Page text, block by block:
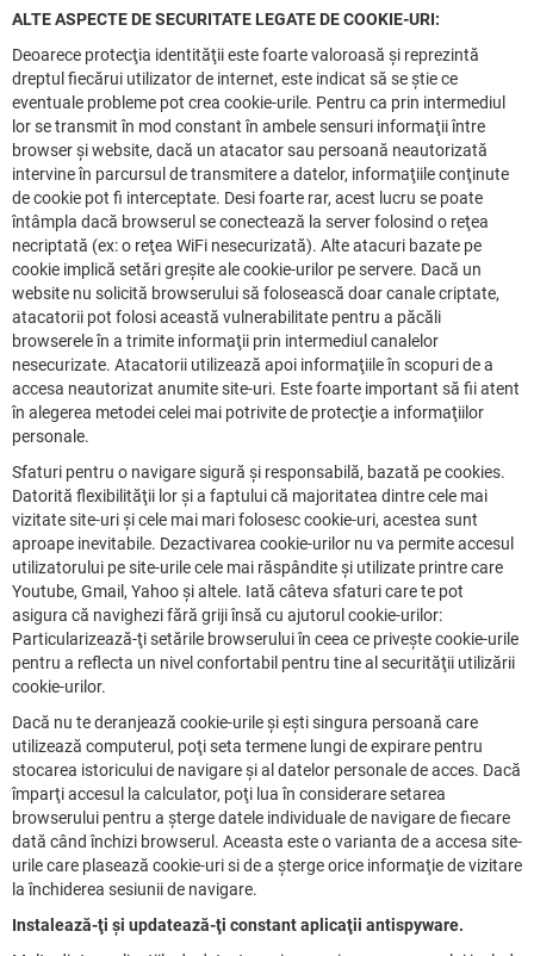
ALTE ASPECTE DE SECURITATE LEGATE DE COOKIE-URI:
Deoarece protecţia identităţii este foarte valoroasă şi reprezintă
dreptul fiecărui utilizator de internet, este indicat să se ştie ce
eventuale probleme pot crea cookie-urile. Pentru ca prin intermediul
lor se transmit în mod constant în ambele sensuri informaţii între
browser şi website, dacă un atacator sau persoană neautorizată
intervine în parcursul de transmitere a datelor, informaţiile conţinute
de cookie pot fi interceptate. Desi foarte rar, acest lucru se poate
întâmpla dacă browserul se conectează la server folosind o reţea
necriptată (ex: o reţea WiFi nesecurizată). Alte atacuri bazate pe
cookie implică setări greşite ale cookie-urilor pe servere. Dacă un
website nu solicită browserului să folosească doar canale criptate,
atacatorii pot folosi această vulnerabilitate pentru a păcăli
browserele în a trimite informaţii prin intermediul canalelor
nesecurizate. Atacatorii utilizează apoi informaţiile în scopuri de a
accesa neautorizat anumite site-uri. Este foarte important să fii atent
în alegerea metodei celei mai potrivite de protecţie a informaţiilor
personale.
Sfaturi pentru o navigare sigură şi responsabilă, bazată pe cookies.
Datorită flexibilităţii lor şi a faptului că majoritatea dintre cele mai
vizitate site-uri şi cele mai mari folosesc cookie-uri, acestea sunt
aproape inevitabile. Dezactivarea cookie-urilor nu va permite accesul
utilizatorului pe site-urile cele mai răspândite şi utilizate printre care
Youtube, Gmail, Yahoo şi altele. Iată câteva sfaturi care te pot
asigura că navighezi fără griji însă cu ajutorul cookie-urilor:
Particularizează-ţi setările browserului în ceea ce priveşte cookie-urile
pentru a reflecta un nivel confortabil pentru tine al securităţii utilizării
cookie-urilor.
Dacă nu te deranjează cookie-urile şi eşti singura persoană care
utilizează computerul, poţi seta termene lungi de expirare pentru
stocarea istoricului de navigare şi al datelor personale de acces. Dacă
împarţi accesul la calculator, poţi lua în considerare setarea
browserului pentru a şterge datele individuale de navigare de fiecare
dată când închizi browserul. Aceasta este o varianta de a accesa site-
urile care plasează cookie-uri si de a şterge orice informaţie de vizitare
la închiderea sesiunii de navigare.
Instalează-ţi şi updatează-ţi constant aplicaţii antispyware.